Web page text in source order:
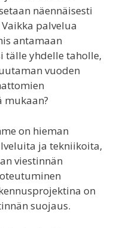
näennäisesti
palvelua
antamaan
tälle yhdelle taholle,
vuoden
on hieman
ja tekniikoita,
viestinnän
on
suojaus.